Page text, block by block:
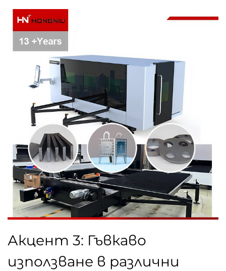
Акцент 3: Гъвкаво
използване в различни